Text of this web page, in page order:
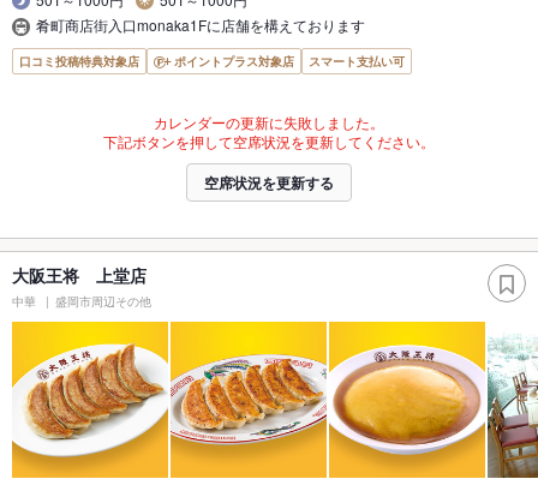
肴町商店街入口monaka1Fに店舗を構えております
口コミ投稿特典対象店 ポイントプラス対象店 スマート支払い可
カレンダーの更新に失敗しました。
下記ボタンを押して空席状況を更新してください。
空席状況を更新する
大阪王将 上堂店
中華 盛岡市周辺その他